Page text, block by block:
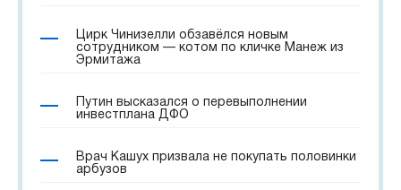
Цирк Чинизелли обзавёлся новым
сотрудником — котом по кличке Манеж из
Эрмитажа
Путин высказался о перевыполнении
инвестплана ДФО
Врач Кашух призвала не покупать половинки
арбузов